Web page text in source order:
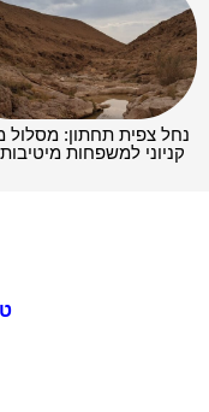
נחל צפית תחתון: מסלול
קניוני למשפחות